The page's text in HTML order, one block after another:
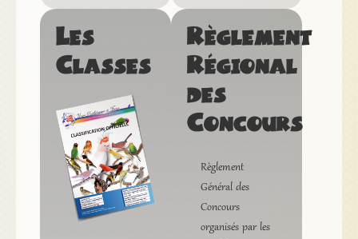
Les
Classes
Règlement
Régional
des
Concours
Règlement
Général des
Concours
organisés par les